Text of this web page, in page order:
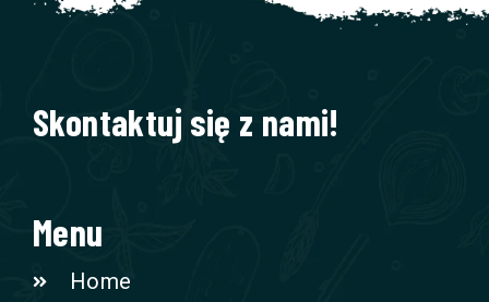
Skontaktuj się z nami!
Menu
Home